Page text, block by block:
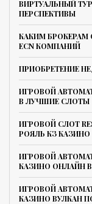
ВИРТУАЛЬНЫЙ
ПЕРСПЕКТИВЫ
КАКИМ БРОКЕРАМ
ECN КОМПАНИЙ
ПРИОБРЕТЕНИЕ
ИГРОВОЙ АВТОМАТ
В ЛУЧШИЕ СЛОТЫ
ИГРОВОЙ СЛОТ
РОЯЛЬ КЗ КАЗИНО
ИГРОВОЙ
КАЗИНО ОНЛАЙН
ИГРОВОЙ АВТОМАТ
КАЗИНО ВУЛКАН